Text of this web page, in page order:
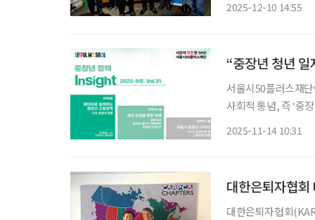
2025-12-10 14:55
“중장년 청년
서울시50플러스재
사회적 통념, 즉 ‘중
2025-11-14 10:31
대한은퇴자협
대한은퇴자협회